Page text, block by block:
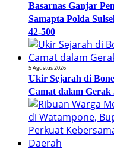
Basarnas Ganjar
Samapta Polda
42-500
5 Agustus 2026
Ukir Sejarah di
Camat dalam